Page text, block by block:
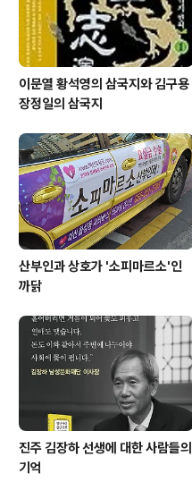
데 그 돈이 장학보다는 아이들 일상의 욕..
이문열 황석영의 삼국지와 김구용
장정일의 삼국지
산부인과 상호가 '소피마르소'인
까닭
진주 김장하 선생에 대한 사람들의
기억